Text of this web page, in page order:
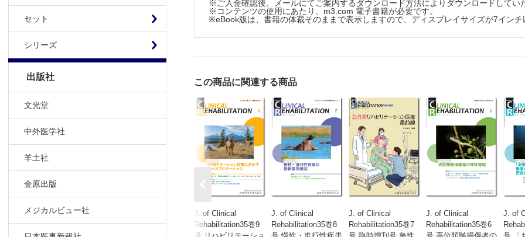
セット
シリーズ
出版社
文光堂
中外医学社
羊土社
金原出版
メジカルビュー社
リハビリテーション医学・医療の歴史秘話“あの時なにが?”
開催案内
投稿規定
※ご入金確認後、メールにてご案内するダウンロード方法によりダウンロードしてい
※コンテンツの使用にあたり、m3.com 電子書籍が必要です。
※eBook版は、書籍の体裁そのままで表示しますので、ディスプレイサイズが7インチ
この商品に関連する商品
J. of Clinical
Rehabilitation35巻9
J. of Clinical
Rehabilitation35巻8
J. of Clinical
Rehabilitation35巻7
J. of Clinical
Rehabilitation35巻6
J. of